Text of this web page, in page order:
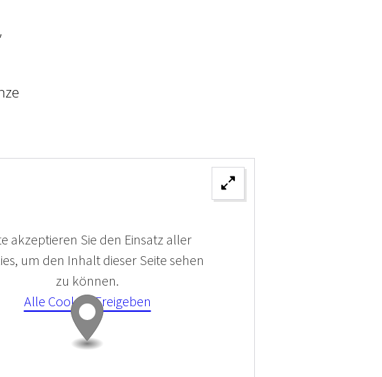
akzeptieren Sie den Einsatz aller
um den Inhalt dieser Seite sehen
zu können.
Alle Cookies Freigeben